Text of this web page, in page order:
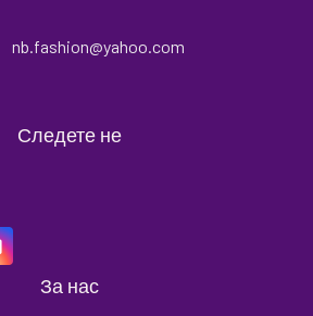
nb.fashion@yahoo.com
Следете не
За нас